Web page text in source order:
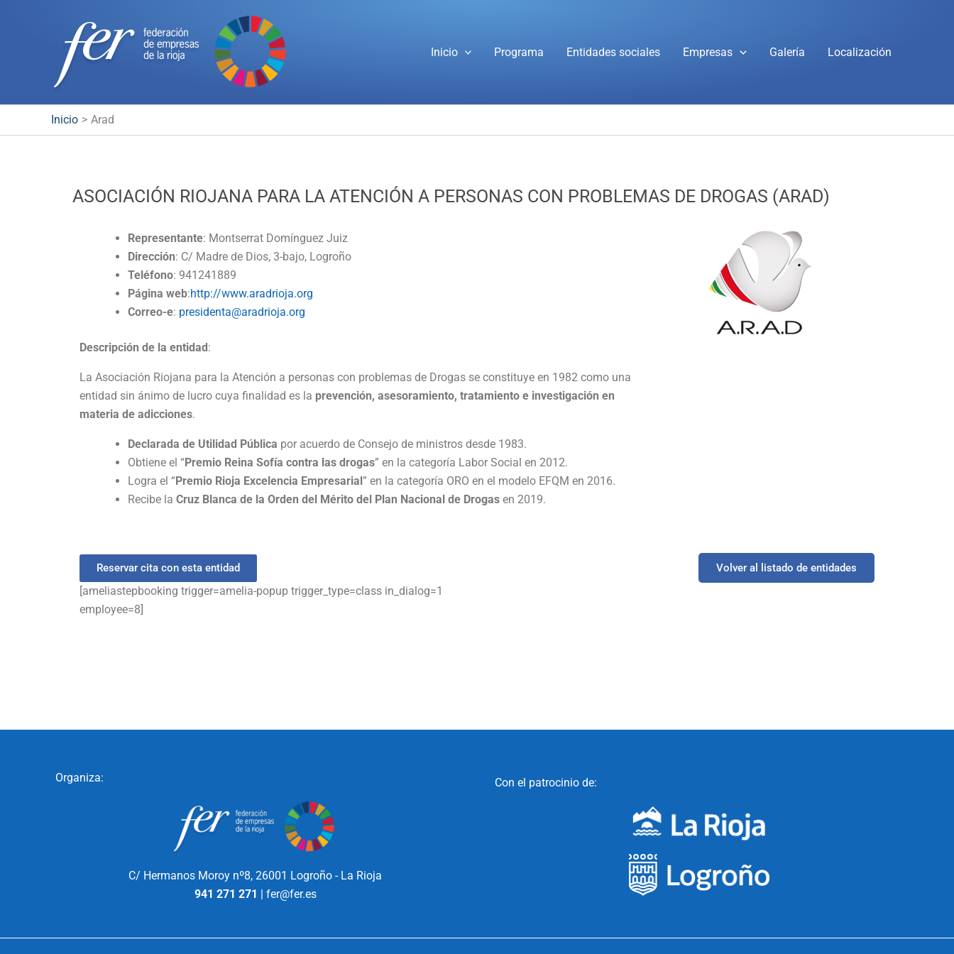
Inicio Programa Entidades sociales Empresas Galería Localización
Inicio Arad
ASOCIACIÓN RIOJANA PARA LA ATENCIÓN A PERSONAS CON PROBLEMAS DE DROGAS (ARAD)
Representante: Montserrat Domínguez Juiz
Dirección: C/ Madre de Dios, 3-bajo, Logroño
Teléfono: 941241889
Página web:http://www.aradrioja.org
Correo-e: presidenta@aradrioja.org
Descripción de la entidad:
La Asociación Riojana para la Atención a personas con problemas de Drogas se constituye en 1982 como una
entidad sin ánimo de lucro cuya finalidad es la prevención, asesoramiento, tratamiento e investigación en
materia de adicciones.
Declarada de Utilidad Pública por acuerdo de Consejo de ministros desde 1983.
Obtiene el “Premio Reina Sofía contra las drogas” en la categoría Labor Social en 2012.
Logra el “Premio Rioja Excelencia Empresarial” en la categoría ORO en el modelo EFQM en 2016.
Recibe la Cruz Blanca de la Orden del Mérito del Plan Nacional de Drogas en 2019.
Reservar cita con esta entidad
[ameliastepbooking trigger=amelia-popup trigger_type=class in_dialog=1
employee=8]
Volver al listado de entidades
Organiza:
C/ Hermanos Moroy nº8, 26001 Logroño - La Rioja
941 271 271 | fer@fer.es
Con el patrocinio de: